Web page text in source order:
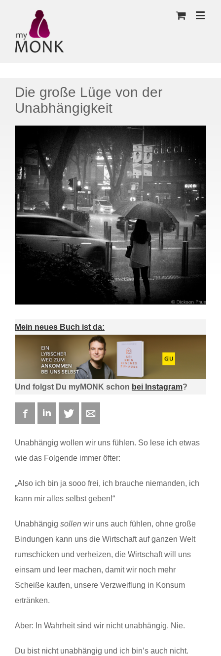
Die große Lüge von der
Unabhängigkeit
Mein neues Buch ist da:
Und folgst Du myMONK schon bei Instagram?
FacebookLinkedIn Twitter
Unabhängig wollen wir uns fühlen. So lese ich etwas
wie das Folgende immer öfter:
„Also ich bin ja sooo frei, ich brauche niemanden, ich
kann mir alles selbst geben!“
Unabhängig sollen wir uns auch fühlen, ohne große
Bindungen kann uns die Wirtschaft auf ganzen Welt
rumschicken und verheizen, die Wirtschaft will uns
einsam und leer machen, damit wir noch mehr
Scheiße kaufen, unsere Verzweiflung in Konsum
ertränken.
Aber: In Wahrheit sind wir nicht unabhängig. Nie.
Du bist nicht unabhängig und ich bin’s auch nicht.